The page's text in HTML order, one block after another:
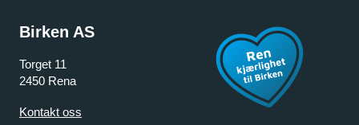
Birken AS
Torget 11
2450 Rena
Kontakt oss